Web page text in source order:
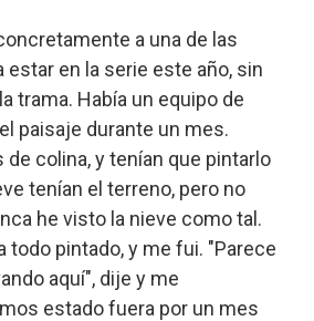
a una de las
estar en la serie este año, sin
trama. Había un equipo de
paisaje durante un mes.
colina, y tenían que pintarlo
tenían el terreno, pero no
he visto la nieve como tal.
todo pintado, y me fui. "Parece
aquí", dije y me
estado fuera por un mes